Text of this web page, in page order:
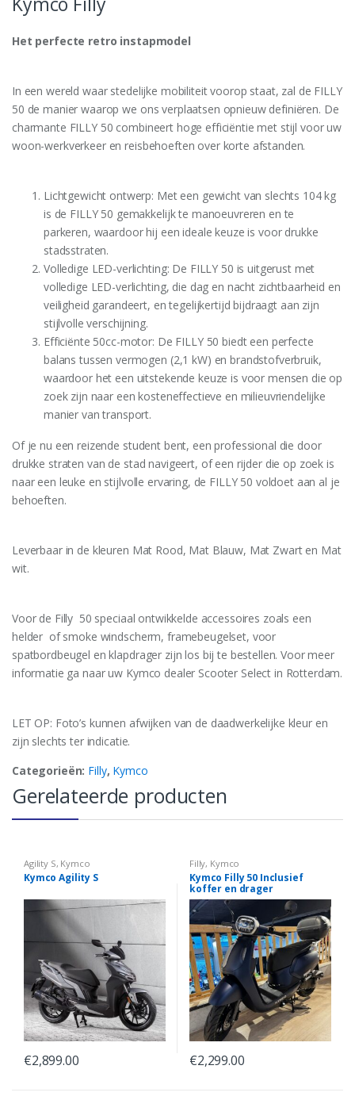
Het perfecte retro instapmodel
In een wereld waar stedelijke mobiliteit voorop staat, zal de FILLY
50 de manier waarop we ons verplaatsen opnieuw definiëren. De
charmante FILLY 50 combineert hoge efficiëntie met stijl voor uw
woon-werkverkeer en reisbehoeften over korte afstanden.
Lichtgewicht ontwerp: Met een gewicht van slechts 104 kg
is de FILLY 50 gemakkelijk te manoeuvreren en te
parkeren, waardoor hij een ideale keuze is voor drukke
stadsstraten.
Volledige LED-verlichting: De FILLY 50 is uitgerust met
volledige LED-verlichting, die dag en nacht zichtbaarheid en
veiligheid garandeert, en tegelijkertijd bijdraagt aan zijn
stijlvolle verschijning.
Efficiënte 50cc-motor: De FILLY 50 biedt een perfecte
balans tussen vermogen (2,1 kW) en brandstofverbruik,
waardoor het een uitstekende keuze is voor mensen die op
zoek zijn naar een kosteneffectieve en milieuvriendelijke
manier van transport.
Of je nu een reizende student bent, een professional die door
drukke straten van de stad navigeert, of een rijder die op zoek is
naar een leuke en stijlvolle ervaring, de FILLY 50 voldoet aan al je
behoeften.
Leverbaar in de kleuren Mat Rood, Mat Blauw, Mat Zwart en Mat
wit.
Voor de Filly 50 speciaal ontwikkelde accessoires zoals een
helder of smoke windscherm, framebeugelset, voor
spatbordbeugel en klapdrager zijn los bij te bestellen. Voor meer
informatie ga naar uw Kymco dealer Scooter Select in Rotterdam.
LET OP: Foto’s kunnen afwijken van de daadwerkelijke kleur en
zijn slechts ter indicatie.
Categorieën: Filly, Kymco
Gerelateerde producten
Agility S, Kymco
Kymco Agility S
€2,899.00
Filly, Kymco
Kymco Filly 50 Inclusief
koffer en drager
€2,299.00